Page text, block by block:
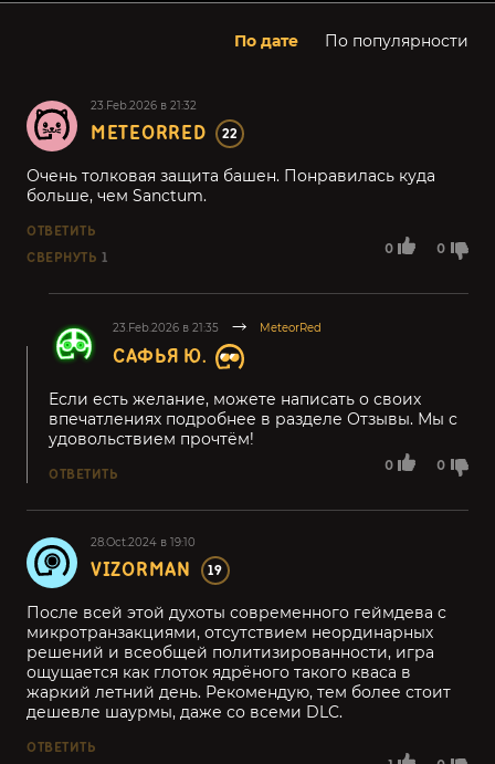
По дате По популярности
23.Feb.2026 в 21:32
METEORRED 22
0 0
Очень толковая защита башен. Понравилась куда
больше, чем Sanctum.
ОТВЕТИТЬ
СВЕРНУТЬ 1
23.Feb.2026 в 21:35 MeteorRed
САФЬЯ Ю.
0 0
Если есть желание, можете написать о своих
впечатлениях подробнее в разделе Отзывы. Мы с
удовольствием прочтём!
ОТВЕТИТЬ
28.Oct.2024 в 19:10
VIZORMAN 19
После всей этой духоты современного геймдева с
микротранзакциями, отсутствием неординарных
решений и всеобщей политизированности, игра
ощущается как глоток ядрёного такого кваса в
жаркий летний день. Рекомендую, тем более стоит
дешевле шаурмы, даже со всеми DLC.
ОТВЕТИТЬ